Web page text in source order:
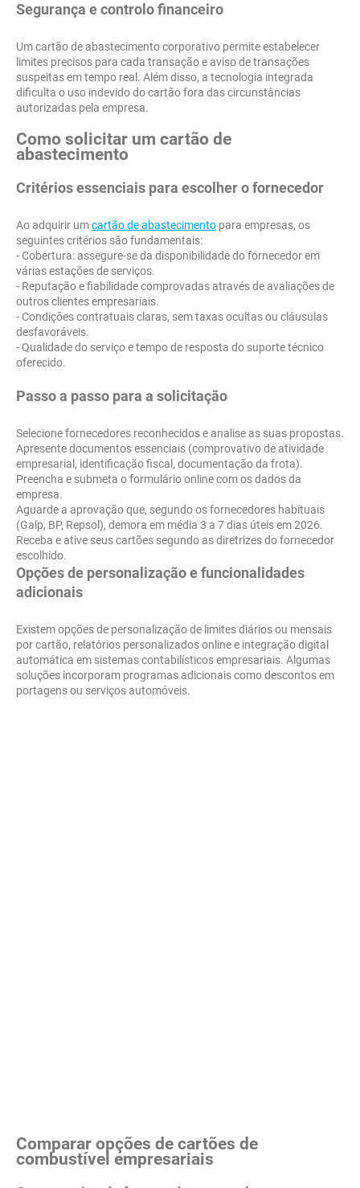
Segurança e controlo financeiro
Um cartão de abastecimento corporativo permite estabelecer
limites precisos para cada transação e aviso de transações
suspeitas em tempo real. Além disso, a tecnologia integrada
dificulta o uso indevido do cartão fora das circunstâncias
autorizadas pela empresa.
Como solicitar um cartão de
abastecimento
Critérios essenciais para escolher o fornecedor
Ao adquirir umcartão de abastecimento para empresas, os
seguintes critérios são fundamentais:
- Cobertura: assegure-se da disponibilidade do fornecedor em
várias estações de serviços.
- Reputação e fiabilidade comprovadas através de avaliações de
outros clientes empresariais.
- Condições contratuais claras, sem taxas ocultas ou cláusulas
desfavoráveis.
- Qualidade do serviço e tempo de resposta do suporte técnico
oferecido.
Passo a passo para a solicitação
Selecione fornecedores reconhecidos e analise as suas propostas.
Apresente documentos essenciais (comprovativo de atividade
empresarial, identificação fiscal, documentação da frota).
Preencha e submeta o formulário online com os dados da
empresa.
Aguarde a aprovação que, segundo os fornecedores habituais
(Galp, BP, Repsol), demora em média 3 a 7 dias úteis em 2026.
Receba e ative seus cartões segundo as diretrizes do fornecedor
escolhido.
Opções de personalização e funcionalidades
adicionais
Existem opções de personalização de limites diários ou mensais
por cartão, relatórios personalizados online e integração digital
automática em sistemas contabilísticos empresariais. Algumas
soluções incorporam programas adicionais como descontos em
portagens ou serviços automóveis.
Comparar opções de cartões de
combustível empresariais